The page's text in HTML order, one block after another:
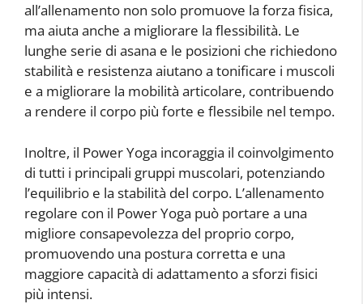
all’allenamento non solo promuove la forza fisica,
ma aiuta anche a migliorare la flessibilità. Le
lunghe serie di asana e le posizioni che richiedono
stabilità e resistenza aiutano a tonificare i muscoli
e a migliorare la mobilità articolare, contribuendo
a rendere il corpo più forte e flessibile nel tempo.
Inoltre, il Power Yoga incoraggia il coinvolgimento
di tutti i principali gruppi muscolari, potenziando
l’equilibrio e la stabilità del corpo. L’allenamento
regolare con il Power Yoga può portare a una
migliore consapevolezza del proprio corpo,
promuovendo una postura corretta e una
maggiore capacità di adattamento a sforzi fisici
più intensi.